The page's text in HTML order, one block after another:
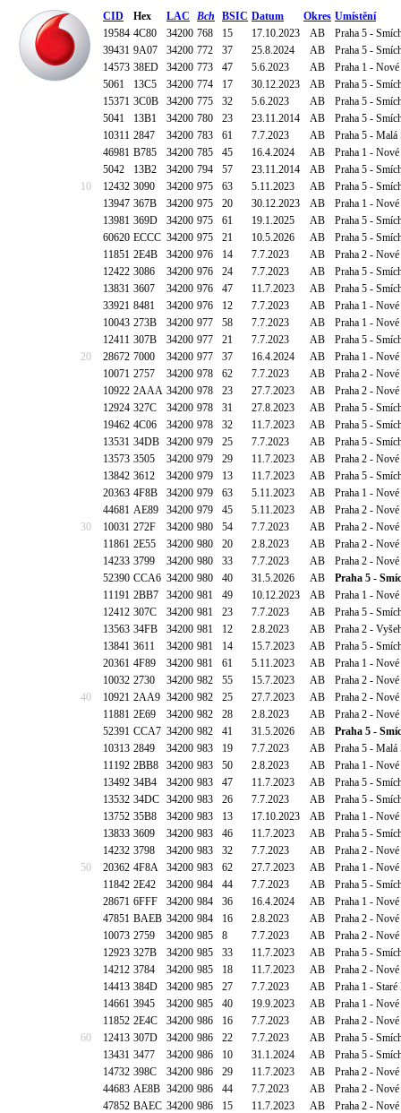
CID Hex LAC Bch BSIC Datum Okres Umístění
19584 4C80 34200 768 15 17.10.2023 AB
Praha 5 -
39431 9A07 34200 772 37 25.8.2024 AB
Praha 5 -
14573 38ED 34200 773 47 5.6.2023 AB
Praha 1 -
5061
13C5 34200 774 17 30.12.2023 AB
Praha 5 -
15371 3C0B 34200 775 32 5.6.2023 AB
Praha 5 -
5041
13B1 34200 780 23 23.11.2014 AB
Praha 5 -
10311 2847 34200 783 61 7.7.2023 AB
Praha 5 - Malá
46981 B785 34200 785 45 16.4.2024 AB
Praha 1 -
5042
13B2 34200 794 57 23.11.2014 AB
Praha 5 -
10
12432 3090 34200 975 63 5.11.2023 AB
Praha 5 -
13947 367B 34200 975 20 30.12.2023 AB
Praha 1 -
13981 369D 34200 975 61 19.1.2025 AB
Praha 5 -
60620 ECCC 34200 975 21 10.5.2026 AB
Praha 5 -
11851 2E4B 34200 976 14 7.7.2023 AB
Praha 2 -
12422 3086 34200 976 24 7.7.2023 AB
Praha 5 -
13831 3607 34200 976 47 11.7.2023 AB
Praha 5 -
33921 8481 34200 976 12 7.7.2023 AB
Praha 1 -
10043 273B 34200 977 58 7.7.2023 AB
Praha 1 -
12411 307B 34200 977 21 7.7.2023 AB
Praha 5 -
20
28672 7000 34200 977 37 16.4.2024 AB
Praha 1 -
10071 2757 34200 978 62 7.7.2023 AB
Praha 2 -
10922 2AAA 34200 978 23 27.7.2023 AB
Praha 2 -
12924 327C 34200 978 31 27.8.2023 AB
Praha 5 -
19462 4C06 34200 978 32 11.7.2023 AB
Praha 5 -
13531 34DB 34200 979 25 7.7.2023 AB
Praha 5 -
13573 3505 34200 979 29 11.7.2023 AB
Praha 2 -
13842 3612 34200 979 13 11.7.2023 AB
Praha 5 -
20363 4F8B 34200 979 63 5.11.2023 AB
Praha 1 -
44681 AE89 34200 979 45 5.11.2023 AB
Praha 2 -
30
10031 272F 34200 980 54 7.7.2023 AB
Praha 2 -
11861 2E55 34200 980 20 2.8.2023 AB
Praha 2 -
14233 3799 34200 980 33 7.7.2023 AB
Praha 2 -
52390 CCA6 34200 980 40 31.5.2026 AB
Praha 5 -
11191 2BB7 34200 981 49 10.12.2023 AB
Praha 1 -
12412 307C 34200 981 23 7.7.2023 AB
Praha 5 -
13563 34FB 34200 981 12 2.8.2023 AB
Praha 2 -
13841 3611 34200 981 14 15.7.2023 AB
Praha 5 -
20361 4F89 34200 981 61 5.11.2023 AB
Praha 1 -
10032 2730 34200 982 55 15.7.2023 AB
Praha 2 -
40
10921 2AA9 34200 982 25 27.7.2023 AB
Praha 2 -
11881 2E69 34200 982 28 2.8.2023 AB
Praha 2 -
52391 CCA7 34200 982 41 31.5.2026 AB
Praha 5 -
10313 2849 34200 983 19 7.7.2023 AB
Praha 5 - Malá
11192 2BB8 34200 983 50 2.8.2023 AB
Praha 1 -
13492 34B4 34200 983 47 11.7.2023 AB
Praha 5 -
13532 34DC 34200 983 26 7.7.2023 AB
Praha 5 -
13752 35B8 34200 983 13 17.10.2023 AB
Praha 1 -
13833 3609 34200 983 46 11.7.2023 AB
Praha 5 -
14232 3798 34200 983 32 7.7.2023 AB
Praha 2 -
50
20362 4F8A 34200 983 62 27.7.2023 AB
Praha 1 -
11842 2E42 34200 984 44 7.7.2023 AB
Praha 5 -
28671 6FFF 34200 984 36 16.4.2024 AB
Praha 1 -
47851 BAEB 34200 984 16 2.8.2023 AB
Praha 2 -
10073 2759 34200 985 8 7.7.2023 AB
Praha 2 -
12923 327B 34200 985 33 11.7.2023 AB
Praha 5 -
14212 3784 34200 985 18 11.7.2023 AB
Praha 2 -
14413 384D 34200 985 27 7.7.2023 AB
Praha 1 -
14661 3945 34200 985 40 19.9.2023 AB
Praha 1 -
11852 2E4C 34200 986 16 7.7.2023 AB
Praha 2 -
60
12413 307D 34200 986 22 7.7.2023 AB
Praha 5 -
13431 3477 34200 986 10 31.1.2024 AB
Praha 5 -
14732 398C 34200 986 29 11.7.2023 AB
Praha 2 -
44683 AE8B 34200 986 44 7.7.2023 AB
Praha 2 -
47852 BAEC 34200 986 15 11.7.2023 AB
Praha 2 -